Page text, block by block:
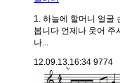
1. 하늘에 할머니 얼굴
봅니다 언제나 웃어 주
나...
12.09.13.16:34 9774